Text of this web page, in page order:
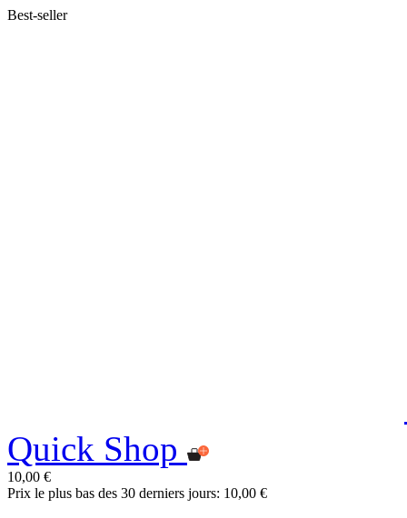
Best-seller
Quick Shop
10,00 €
Prix le plus bas des 30 derniers jours: 10,00 €